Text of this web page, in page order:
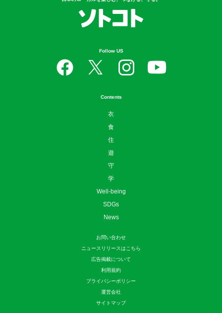
Follow US
Contents
衣
食
住
遊
守
学
Well-being
SDGs
News
お問い合わせ
ニュースリリースはこちら
広告掲載について
利用規約
プライバシーポリシー
運営会社
サイトマップ